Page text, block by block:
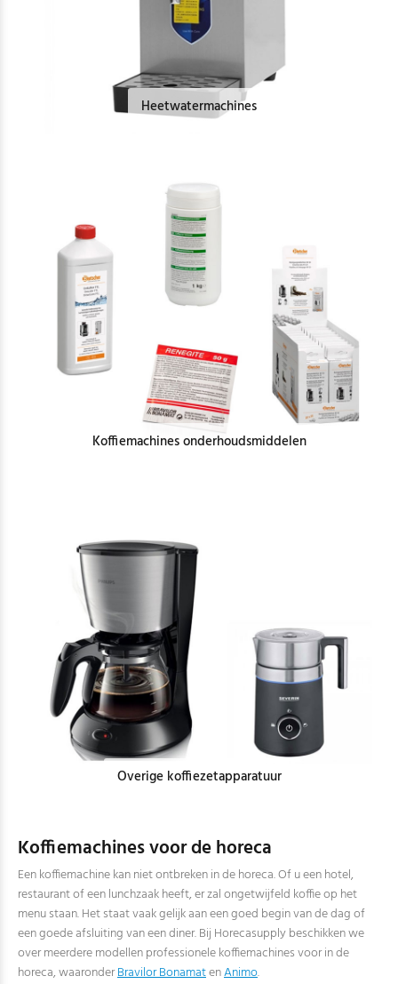
Heetwatermachines
Koffiemachines onderhoudsmiddelen
Overige koffiezetapparatuur
Koffiemachines voor de horeca
Een koffiemachine kan niet ontbreken in de horeca. Of u een hotel,
restaurant of een lunchzaak heeft, er zal ongetwijfeld koffie op het
menu staan. Het staat vaak gelijk aan een goed begin van de dag of
een goede afsluiting van een diner. Bij Horecasupply beschikken we
over meerdere modellen professionele koffiemachines voor in de
horeca, waaronderBravilor BonamatenAnimo.